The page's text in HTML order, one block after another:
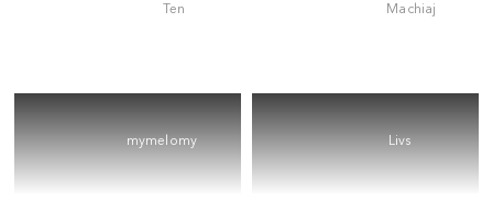
Ten Machiaj
mymelomy Livs